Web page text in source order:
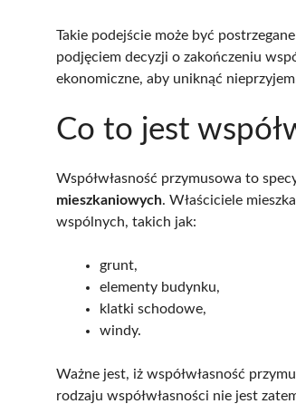
Takie podejście może być
podjęciem decyzji o zakończeniu
ekonomiczne, aby uniknąć
Co to jest
Współwłasność przymusowa to
mieszkaniowych. Właściciele
wspólnych, takich jak:
grunt,
elementy budynku,
klatki schodowe,
windy.
Ważne jest, iż współwłasność
rodzaju współwłasności nie jest